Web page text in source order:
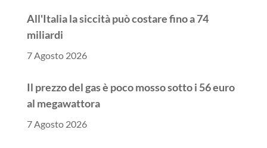
All'Italia la siccità può costare fino a 74
miliardi
7 Agosto 2026
Il prezzo del gas è poco mosso sotto i 56 euro
al megawattora
7 Agosto 2026